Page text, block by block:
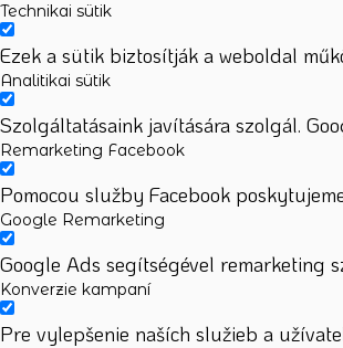
Technikai sütik
Ezek a sütik biztosítják a weboldal
Analitikai sütik
Szolgáltatásaink javítására szolgál.
Remarketing Facebook
Pomocou služby Facebook
Google Remarketing
Google Ads segítségével remarketing
Konverzie kampaní
Pre vylepšenie naších služieb a